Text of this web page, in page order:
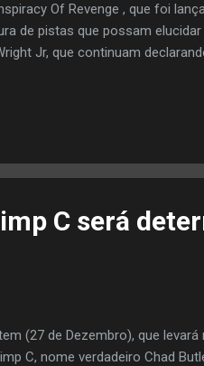
Of Revenge , que foi
de pistas que possam
Jr, que continuam
na noite em que
para que Orlando Anderson
morrer, uma Glock calibre .40
C será
(27 de Dezembro), que
C, nome verdadeiro Chad